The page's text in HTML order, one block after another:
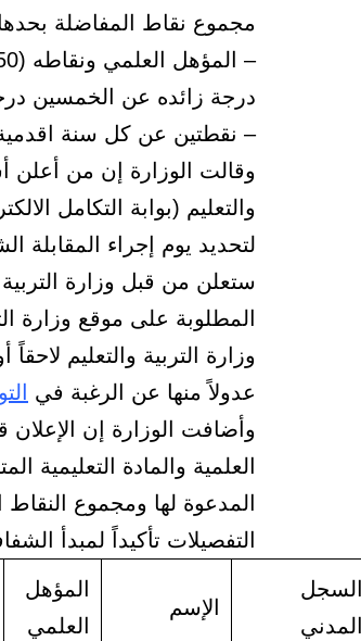
مجموع نقاط المفاضلة بحدها الأعلى (95) نقطة موزعة
درجة زائده عن الخمسين درجة
– نقطتين عن كل سنة اقدمية
وقالت الوزارة إن من أعلن
لتحديد يوم إجراء المقابلة
ستعلن من قبل وزارة التربية
المطلوبة على موقع وزارة
وزارة التربية والتعليم
عدولاً منها عن الرغبة في
وأضافت الوزارة إن
العلمية والمادة التعليمية
المدعوة لها ومجموع
التفصيلات تأكيداً لمبدأ
السجل
المدني
الإسم
المؤهل
العلمي